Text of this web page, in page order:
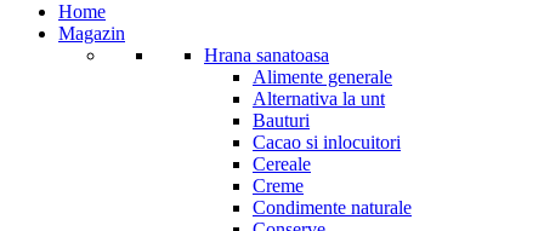
Home
Magazin
Hrana sanatoasa
Alimente generale
Alternativa la unt
Bauturi
Cacao si inlocuitori
Cereale
Creme
Condimente naturale